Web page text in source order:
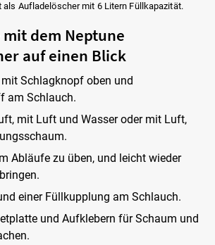
als Aufladelöscher mit 6 Litern Füllkapazität.
dem Neptune
auf einen Blick
Schlagknopf oben und
am Schlauch.
mit Luft und Wasser oder mit Luft,
Abläufe zu üben, und leicht wieder
einer Füllkupplung am Schlauch.
und Aufklebern für Schaum und